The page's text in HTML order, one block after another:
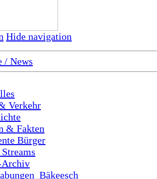
Hide navigation
/ News
Verkehr
& Fakten
Bürger
Archiv